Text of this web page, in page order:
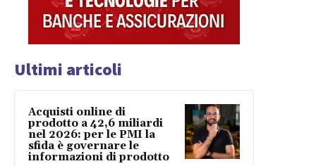
Ultimi articoli
Acquisti online di
prodotto a 42,6 miliardi
nel 2026: per le PMI la
sfida è governare le
informazioni di prodotto